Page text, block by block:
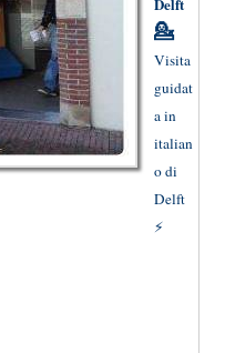
💁
Visita
guidat
a in
italian
o di
Delft
⚡